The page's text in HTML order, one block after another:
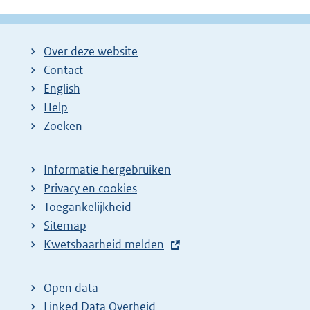
Over deze website
Contact
English
Help
Zoeken
Informatie hergebruiken
Privacy en cookies
Toegankelijkheid
Sitemap
E
t
e
Kwetsbaarheid melden
Open data
Linked Data Overheid